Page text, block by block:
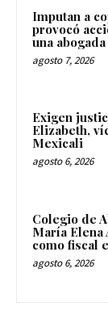
Imputan a
provocó
una
agosto 7, 2026
Exigen
Elizabeth,
Mexicali
agosto 6, 2026
Colegio de
María Elena
como fiscal
agosto 6, 2026